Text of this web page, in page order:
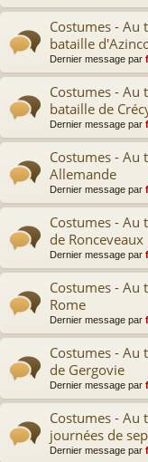
Costumes - Au
bataille
Dernier message par
Costumes - Au
bataille de
Dernier message par
Costumes - Au
Allemande
Dernier message par
Costumes - Au
de Ronceveaux
Dernier message par
Costumes - Au
Rome
Dernier message par
Costumes - Au
de Gergovie
Dernier message par
Costumes - Au
journées de
Dernier message par